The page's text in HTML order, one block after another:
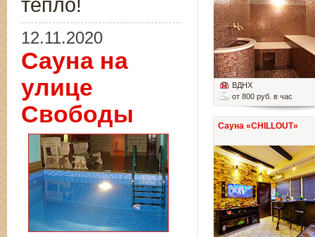
ВДНХ
от 800 руб. в час
Сауна «CHILLOUT»
тепло!
12.11.2020
Сауна на
улице
Свободы